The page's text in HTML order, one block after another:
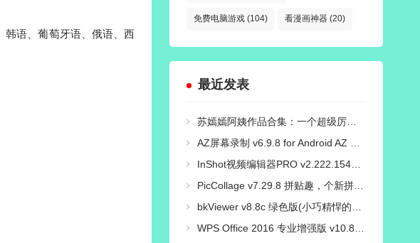
韩语、葡萄牙语、俄语、西
免费电脑游戏 (104) 看漫画神器 (20)
最近发表
苏嫣嫣阿姨作品合集：一个超级厉害的COS小姐姐！
AZ屏幕录制 v6.9.8 for Android AZ Screen Recorder 汉化免root解锁高级版
InShot视频编辑器PRO v2.222.1548 解锁专业版
PicCollage v7.29.8 拼贴趣，个新拼图照片编辑，解锁VIP会员版
bkViewer v8.8c 绿色版(小巧精悍的数码照片浏览器)
WPS Office 2016 专业增强版 v10.8.2.7164 永久激活版